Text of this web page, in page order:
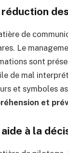
réduction
de
Le
sont
de mal
et symboles
et
aide à la